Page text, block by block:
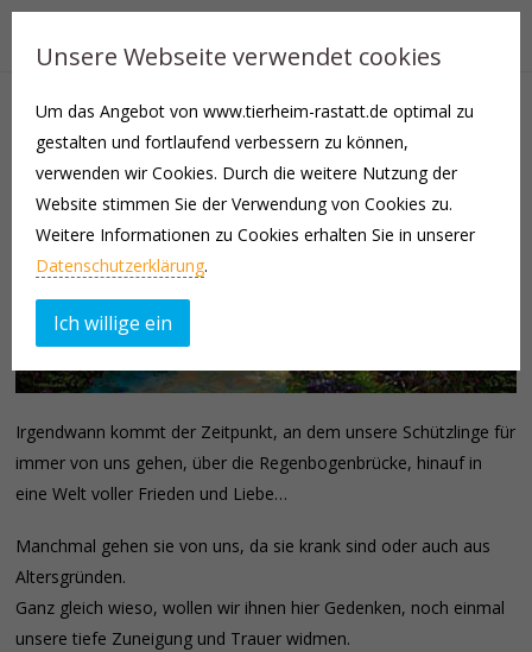
Irgendwann kommt der Zeitpunkt, an dem unsere Schützlinge für
immer von uns gehen, über die Regenbogenbrücke, hinauf in
eine Welt voller Frieden und Liebe…
Manchmal gehen sie von uns, da sie krank sind oder auch aus
Altersgründen.
Ganz gleich wieso, wollen wir ihnen hier Gedenken, noch einmal
unsere tiefe Zuneigung und Trauer widmen.
Unsere Webseite verwendet cookies
Um das Angebot von www.tierheim-rastatt.de optimal zu
gestalten und fortlaufend verbessern zu können,
verwenden wir Cookies. Durch die weitere Nutzung der
Website stimmen Sie der Verwendung von Cookies zu.
Weitere Informationen zu Cookies erhalten Sie in unserer
Datenschutzerklärung.
Ich willige ein